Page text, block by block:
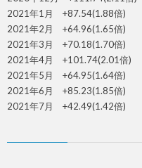
2021年1月 +87.54(1.88倍)
2021年2月 +64.96(1.65倍)
2021年3月 +70.18(1.70倍)
2021年4月 +101.74(2.01倍)
2021年5月 +64.95(1.64倍)
2021年6月 +85.23(1.85倍)
2021年7月 +42.49(1.42倍)